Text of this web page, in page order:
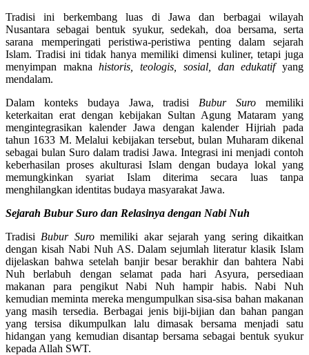
Tradisi ini berkembang luas di Jawa dan berbagai wilayah
Nusantara sebagai bentuk syukur, sedekah, doa bersama, serta
sarana memperingati peristiwa-peristiwa penting dalam sejarah
Islam. Tradisi ini tidak hanya memiliki dimensi kuliner, tetapi juga
menyimpan maknahistoris, teologis, sosial, dan edukatifyang
mendalam.
Dalam konteks budaya Jawa, tradisi Bubur Suro memiliki
keterkaitan erat dengan kebijakan Sultan Agung Mataram yang
mengintegrasikan kalender Jawa dengan kalender Hijriah pada
tahun 1633 M. Melalui kebijakan tersebut, bulan Muharam dikenal
sebagai bulan Suro dalam tradisi Jawa. Integrasi ini menjadi contoh
keberhasilan proses akulturasi Islam dengan budaya lokal yang
memungkinkan syariat Islam diterima secara luas tanpa
menghilangkan identitas budaya masyarakat Jawa.
Sejarah Bubur Suro dan Relasinya dengan Nabi Nuh
Tradisi Bubur Suromemiliki akar sejarah yang sering dikaitkan
dengan kisah Nabi Nuh AS. Dalam sejumlah literatur klasik Islam
dijelaskan bahwa setelah banjir besar berakhir dan bahtera Nabi
Nuh berlabuh dengan selamat pada hari Asyura, persediaan
makanan para pengikut Nabi Nuh hampir habis. Nabi Nuh
kemudian meminta mereka mengumpulkan sisa-sisa bahan makanan
yang masih tersedia. Berbagai jenis biji-bijian dan bahan pangan
yang tersisa dikumpulkan lalu dimasak bersama menjadi satu
hidangan yang kemudian disantap bersama sebagai bentuk syukur
kepada Allah SWT.